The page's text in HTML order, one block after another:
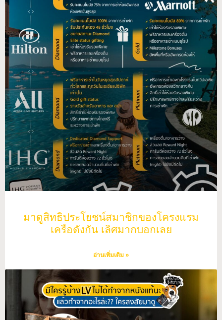
มาดูสิทธิประโยชน์สมาชิกของโครงแรม
เครือดังกัน เลิศมากบอกเลย
อ่านเพิ่มเติม »